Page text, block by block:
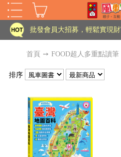
HOT
批發會員大招募，輕鬆實現
老師您好!!幼教會員火熱招募
批發會員大招募，輕鬆實現
首頁 ➙ FOOD超人多重點讀筆
排序